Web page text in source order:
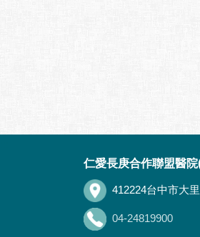
仁愛長庚合作聯盟醫
412224台中市大
04-24819900